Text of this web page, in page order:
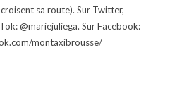
sa route). Sur Twitter,
@mariejuliega. Sur Facebook:
montaxibrousse/